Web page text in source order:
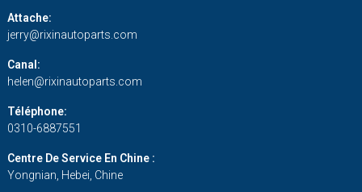
Attache:
jerry@rixinautoparts.com
Canal:
helen@rixinautoparts.com
Téléphone:
0310-6887551
Centre De Service En Chine :
Yongnian, Hebei, Chine